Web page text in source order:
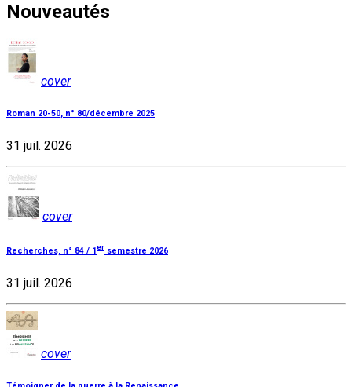
Nouveautés
cover
Roman 20-50, n° 80/décembre 2025
31 juil. 2026
cover
Recherches, n° 84 / 1er semestre 2026
31 juil. 2026
cover